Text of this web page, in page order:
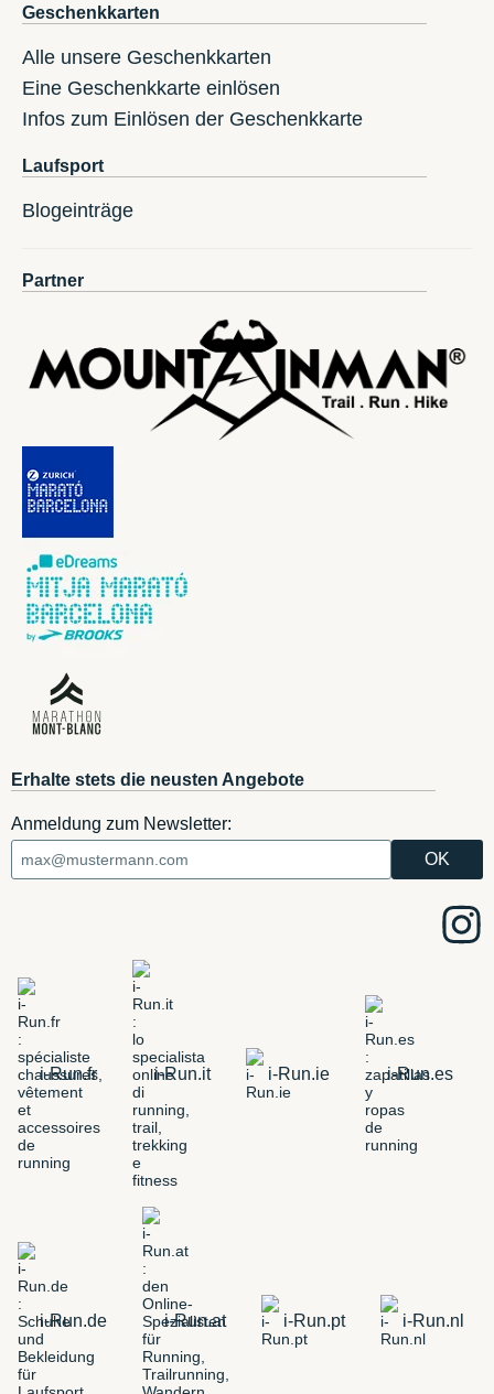
Geschenkkarten
Alle unsere Geschenkkarten
Eine Geschenkkarte einlösen
Infos zum Einlösen der Geschenkkarte
Laufsport
Blogeinträge
Partner
Erhalte stets die neusten Angebote
Anmeldung zum Newsletter:
i-Run.fr i-Run.it i-Run.ie i-Run.es
i-Run.de i-Run.at i-Run.pt i-Run.nl